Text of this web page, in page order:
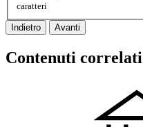
caratteri
Indietro Avanti
Contenuti correlati